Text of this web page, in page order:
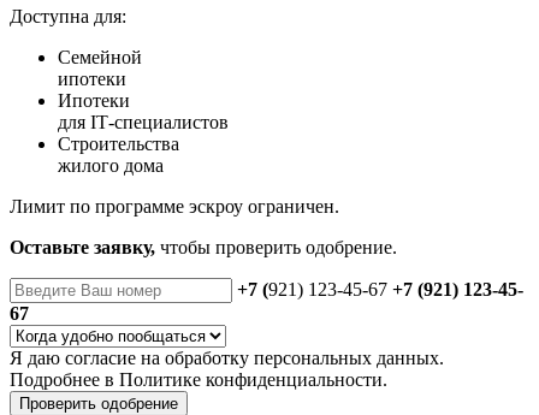
Доступна для:
Семейной
ипотеки
Ипотеки
для IT‑специалистов
Строительства
жилого дома
Лимит по программе эскроу ограничен.
Оставьте заявку, чтобы проверить одобрение.
+7 (921) 123-45-67 +7 (921) 123-45-
67
Я даю согласие на обработку персональных данных.
Подробнее в Политике конфиденциальности.
Проверить одобрение